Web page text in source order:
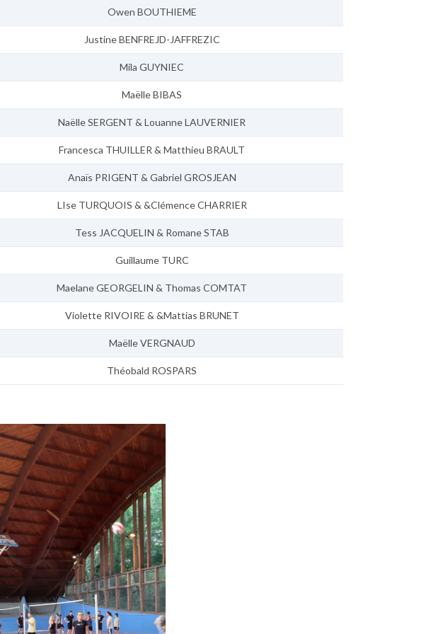
Owen BOUTHIEME
Justine BENFREJD-JAFFREZIC
Mila GUYNIEC
Maëlle BIBAS
Naëlle SERGENT & Louanne LAUVERNIER
Francesca THUILLER & Matthieu BRAULT
Anaïs PRIGENT & Gabriel GROSJEAN
LIse TURQUOIS & &Clémence CHARRIER
Tess JACQUELIN & Romane STAB
Guillaume TURC
Maelane GEORGELIN & Thomas COMTAT
Violette RIVOIRE & &Mattias BRUNET
Maëlle VERGNAUD
Théobald ROSPARS